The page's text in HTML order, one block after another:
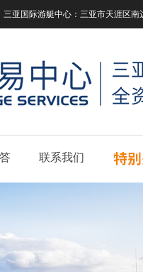
亚国际游艇中心：三亚市天涯区
联系我们